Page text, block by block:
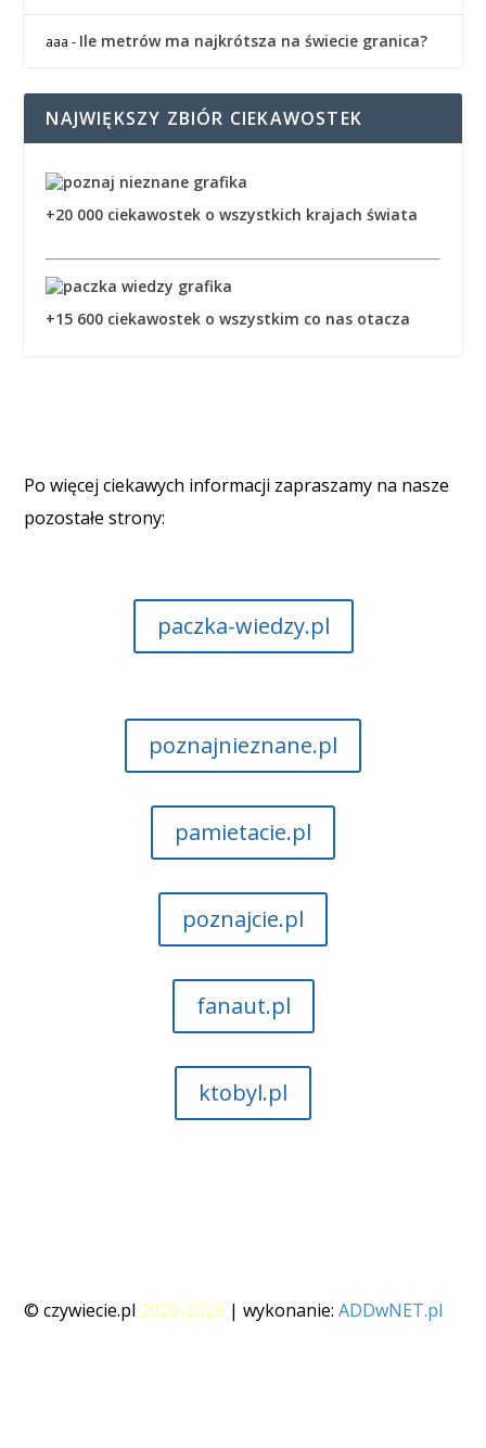
aaa - Ile metrów ma najkrótsza na świecie granica?
NAJWIĘKSZY ZBIÓR CIEKAWOSTEK
+20 000 ciekawostek o wszystkich krajach świata
+15 600 ciekawostek o wszystkim co nas otacza
Po więcej ciekawych informacji zapraszamy na nasze
pozostałe strony:
paczka-wiedzy.pl
poznajnieznane.pl
pamietacie.pl
poznajcie.pl
fanaut.pl
ktobyl.pl
© czywiecie.pl 2020-2025 | wykonanie:ADDwNET.pl